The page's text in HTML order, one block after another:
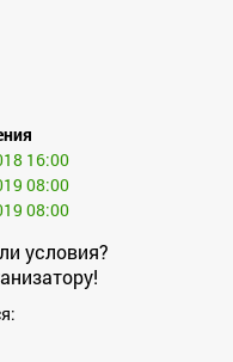
16:00
08:00
08:00
условия?